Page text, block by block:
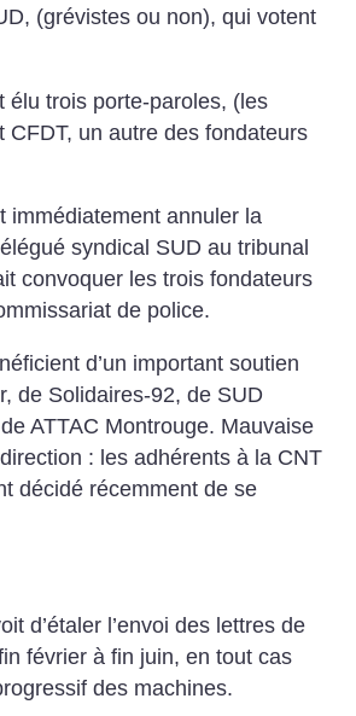
(grévistes ou non), qui votent
élu trois porte-paroles, (les
CFDT, un autre des fondateurs
immédiatement annuler la
syndical SUD au tribunal
convoquer les trois fondateurs
de police.
d’un important soutien
de Solidaires-92, de SUD
ATTAC Montrouge. Mauvaise
: les adhérents à la CNT
décidé récemment de se
d’étaler l’envoi des lettres de
février à fin juin, en tout cas
des machines.